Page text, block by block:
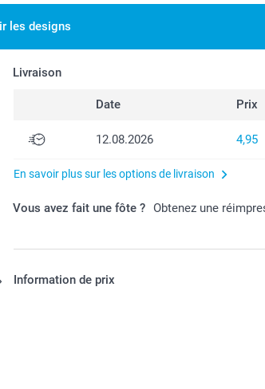
les designs
Livraison
Date Prix
12.08.2026 4,95
En savoir plus sur les options de livraison
Vous avez fait une fôte ? Obtenez une
Information de prix